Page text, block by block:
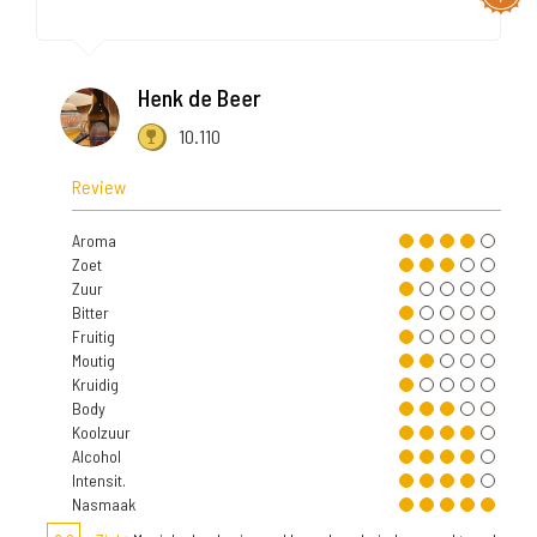
Henk de Beer
10.110
Review
Aroma
Zoet
Zuur
Bitter
Fruitig
Moutig
Kruidig
Body
Koolzuur
Alcohol
Intensit.
Nasmaak